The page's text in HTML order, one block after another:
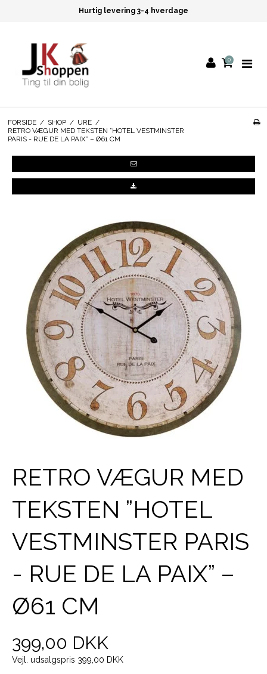
Hurtig levering 3-4 hverdage
0
FORSIDE / SHOP / URE /
RETRO VÆGUR MED TEKSTEN ”HOTEL VESTMINSTER
PARIS - RUE DE LA PAIX” – Ø61 CM
RETRO VÆGUR MED
TEKSTEN ”HOTEL
VESTMINSTER PARIS
- RUE DE LA PAIX” –
Ø61 CM
399,00 DKK
Vejl. udsalgspris 399,00 DKK